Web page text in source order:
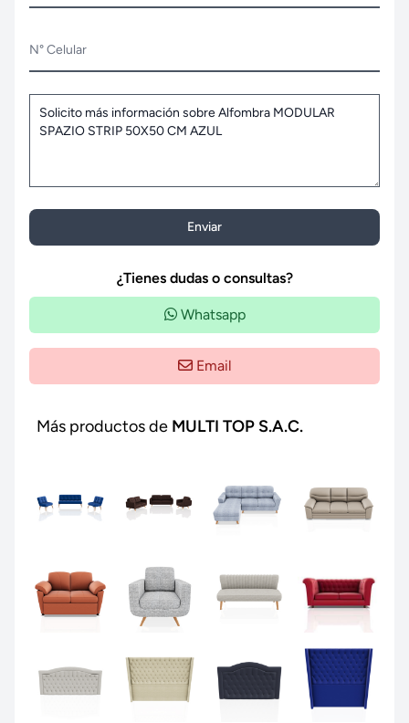
N° Celular
Enviar
¿Tienes dudas o consultas?
Whatsapp
Email
Más productos de MULTI TOP S.A.C.